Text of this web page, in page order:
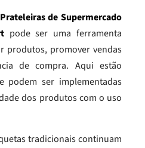
de Supermercado
pode ser uma ferramenta
produtos, promover vendas
de compra. Aqui estão
podem ser implementadas
dos produtos com o uso
tradicionais continuam